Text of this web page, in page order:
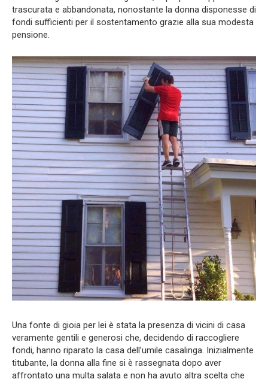
trascurata e abbandonata, nonostante la donna disponesse di
fondi sufficienti per il sostentamento grazie alla sua modesta
pensione.
Una fonte di gioia per lei è stata la presenza di vicini di casa
veramente gentili e generosi che, decidendo di raccogliere
fondi, hanno riparato la casa dell’umile casalinga. Inizialmente
titubante, la donna alla fine si è rassegnata dopo aver
affrontato una multa salata e non ha avuto altra scelta che